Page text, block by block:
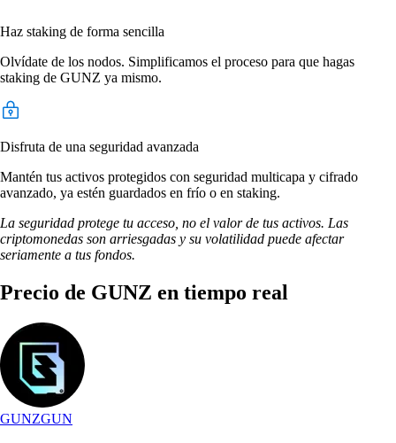
Haz staking de forma sencilla
Olvídate de los nodos. Simplificamos el proceso para que hagas
staking de GUNZ ya mismo.
Disfruta de una seguridad avanzada
Mantén tus activos protegidos con seguridad multicapa y cifrado
avanzado, ya estén guardados en frío o en staking.
La seguridad protege tu acceso, no el valor de tus activos. Las
criptomonedas son arriesgadas y su volatilidad puede afectar
seriamente a tus fondos.
Precio de GUNZ en tiempo real
GUNZGUN